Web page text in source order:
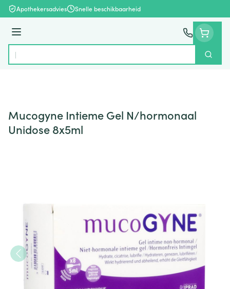
Ga naar de inhoud
Apothekersadvies Snelle beschikbaarheid
Menu
Product, merk, categorie...
Zoek
Mucogyne Intieme Gel N/hormonaal
Unidose 8x5ml